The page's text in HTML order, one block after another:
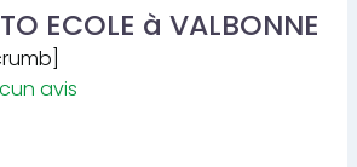
ECOLE à VALBONNE
avis